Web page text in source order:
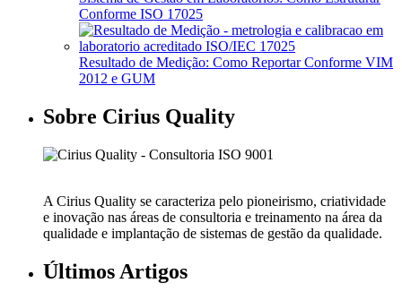
Conforme ISO 17025
Resultado de Medição: Como Reportar Conforme VIM
2012 e GUM
Sobre Cirius Quality
A Cirius Quality se caracteriza pelo pioneirismo, criatividade
e inovação nas áreas de consultoria e treinamento na área da
qualidade e implantação de sistemas de gestão da qualidade.
Últimos Artigos